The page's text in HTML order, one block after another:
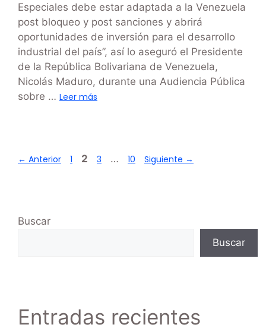
Especiales debe estar adaptada a la Venezuela
post bloqueo y post sanciones y abrirá
oportunidades de inversión para el desarrollo
industrial del país”, así lo aseguró el Presidente
de la República Bolivariana de Venezuela,
Nicolás Maduro, durante una Audiencia Pública
sobre … Leer más
← Anterior 1 2 3 … 10 Siguiente →
Buscar
Buscar
Entradas recientes